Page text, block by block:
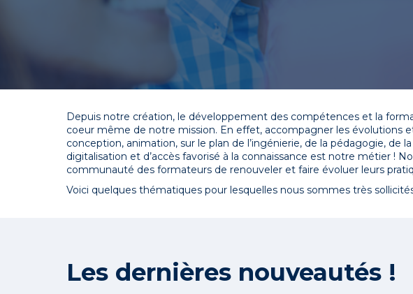
Depuis notre création, le développement des compétences et la
coeur même de notre mission. En effet, accompagner les évolutions
conception, animation, sur le plan de l’ingénierie, de la pédagogie,
digitalisation et d’accès favorisé à la connaissance est notre métier !
communauté des formateurs de renouveler et faire évoluer leurs
Voici quelques thématiques pour lesquelles nous sommes très
Les dernières nouveautés !